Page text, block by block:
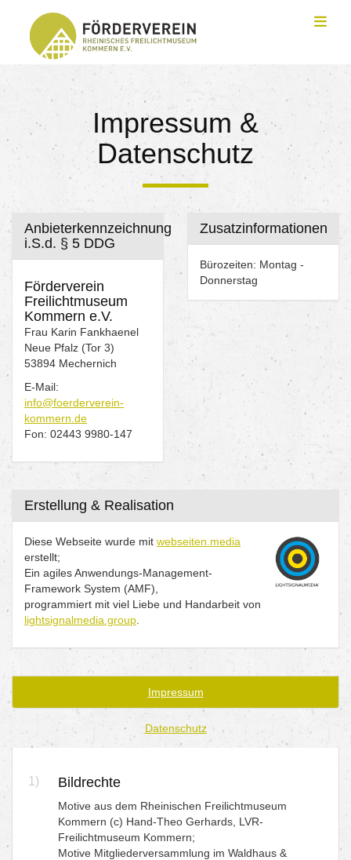
Impressum &
Datenschutz
Anbieterkennzeichnung
i.S.d. § 5 DDG
Förderverein
Freilichtmuseum
Kommern e.V.
Frau Karin Fankhaenel
Neue Pfalz (Tor 3)
53894 Mechernich
E-Mail:
info@foerderverein-
kommern.de
Fon: 02443 9980-147
Zusatzinformationen
Bürozeiten: Montag -
Donnerstag
Erstellung & Realisation
Diese Webseite wurde mit webseiten.media
erstellt;
Ein agiles Anwendungs-Management-
Framework System (AMF),
programmiert mit viel Liebe und Handarbeit von
lightsignalmedia.group
Impressum
Datenschutz
1) Bildrechte
Motive aus dem Rheinischen Freilichtmuseum
Kommern (c) Hand-Theo Gerhards, LVR-
Freilichtmuseum Kommern;
Motive Mitgliederversammlung im Waldhaus &